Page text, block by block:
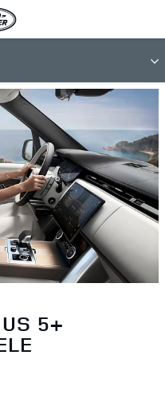
5+